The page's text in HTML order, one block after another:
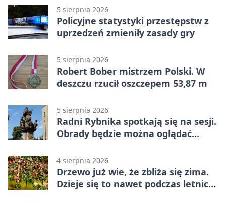
5 sierpnia 2026
Policyjne statystyki przestępstw z
uprzedzeń zmieniły zasady gry
5 sierpnia 2026
Robert Bober mistrzem Polski. W
deszczu rzucił oszczepem 53,87 m
5 sierpnia 2026
Radni Rybnika spotkają się na sesji.
Obrady będzie można oglądać
4 sierpnia 2026
Drzewo już wie, że zbliża się zima.
Dzieje się to nawet podczas letnich